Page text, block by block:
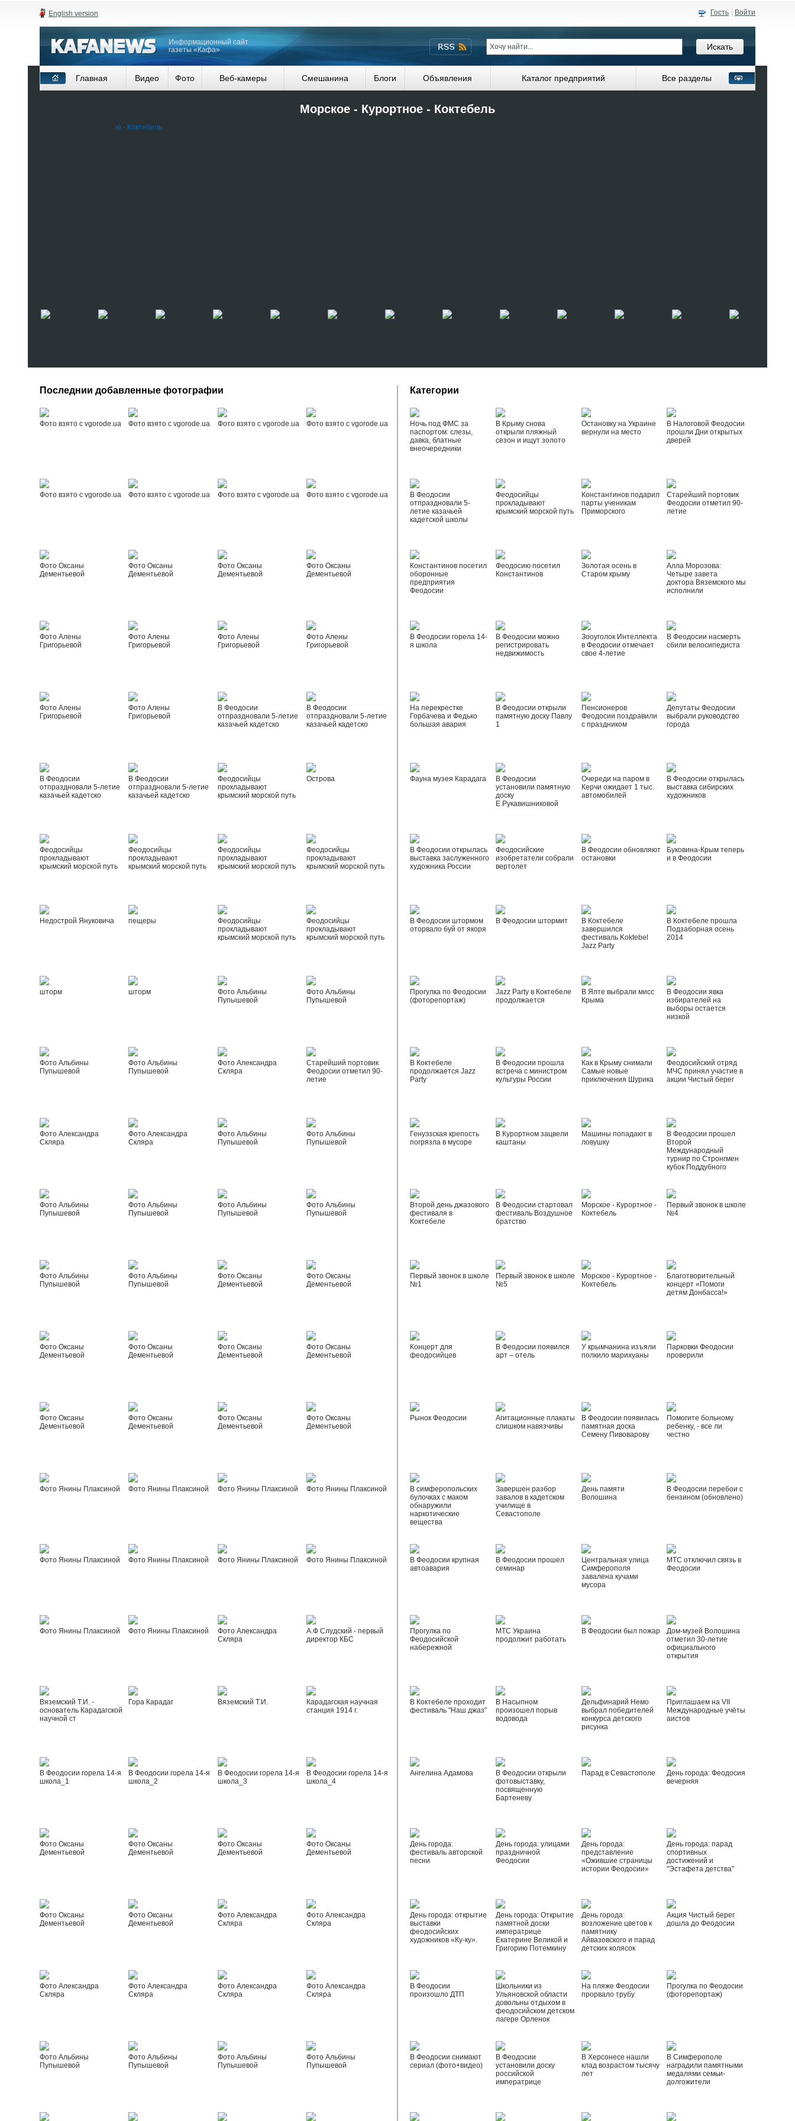
English version Гость Войти
Информационный сайт
газеты «Кафа»
Главная Видео Фото Веб-камеры Смешанина Блоги Объявления Каталог предприятий Все разделы
Морское - Курортное - Коктебель
Последнии добавленные фотографии
Фото взято с vgorode.ua Фото взято с vgorode.ua Фото взято с vgorode.ua Фото взято с vgorode.ua
Фото взято с vgorode.ua Фото взято с vgorode.ua Фото взято с vgorode.ua Фото взято с vgorode.ua
Фото Оксаны
Дементьевой
Фото Оксаны
Дементьевой
Фото Оксаны
Дементьевой
Фото Оксаны
Дементьевой
Фото Алены
Григорьевой
Фото Алены
Григорьевой
Фото Алены
Григорьевой
Фото Алены
Григорьевой
Фото Алены
Григорьевой
Фото Алены
Григорьевой
В Феодосии
отпраздновали 5-летие
казачьей кадетско
В Феодосии
отпраздновали 5-летие
казачьей кадетско
В Феодосии
отпраздновали 5-летие
казачьей кадетско
В Феодосии
отпраздновали 5-летие
казачьей кадетско
Феодосийцы
прокладывают
крымский морской путь
Острова
Феодосийцы
прокладывают
крымский морской путь
Феодосийцы
прокладывают
крымский морской путь
Феодосийцы
прокладывают
крымский морской путь
Феодосийцы
прокладывают
крымский морской путь
Недострой Януковича пещеры
Феодосийцы
прокладывают
крымский морской путь
Феодосийцы
прокладывают
крымский морской путь
шторм шторм
Фото Альбины
Пупышевой
Фото Альбины
Пупышевой
Фото Альбины
Пупышевой
Фото Альбины
Пупышевой
Фото Александра
Скляра
Старейший портовик
Феодосии отметил 90-
летие
Фото Александра
Скляра
Фото Александра
Скляра
Фото Альбины
Пупышевой
Фото Альбины
Пупышевой
Фото Альбины
Пупышевой
Фото Альбины
Пупышевой
Фото Альбины
Пупышевой
Фото Альбины
Пупышевой
Фото Альбины
Пупышевой
Фото Альбины
Пупышевой
Фото Оксаны
Дементьевой
Фото Оксаны
Дементьевой
Фото Оксаны
Дементьевой
Фото Оксаны
Дементьевой
Фото Оксаны
Дементьевой
Фото Оксаны
Дементьевой
Фото Оксаны
Дементьевой
Фото Оксаны
Дементьевой
Фото Оксаны
Дементьевой
Фото Оксаны
Дементьевой
Фото Янины Плаксиной Фото Янины Плаксиной Фото Янины Плаксиной Фото Янины Плаксиной
Фото Янины Плаксиной Фото Янины Плаксиной Фото Янины Плаксиной Фото Янины Плаксиной
Фото Янины Плаксиной Фото Янины Плаксиной
Фото Александра
Скляра
А.Ф Слудский - первый
директор КБС
Вяземский Т.И. -
основатель Карадагской
научной ст
Гора Карадаг Вяземский Т.И.
Карадагская научная
станция 1914 г.
В Феодосии горела 14-я
школа_1
В Феодосии горела 14-я
школа_2
В Феодосии горела 14-я
школа_3
В Феодосии горела 14-я
школа_4
Фото Оксаны
Дементьевой
Фото Оксаны
Дементьевой
Фото Оксаны
Дементьевой
Фото Оксаны
Дементьевой
Фото Оксаны
Дементьевой
Фото Оксаны
Дементьевой
Фото Александра
Скляра
Фото Александра
Скляра
Фото Александра
Скляра
Фото Александра
Скляра
Фото Александра
Скляра
Фото Александра
Скляра
Фото Альбины
Пупышевой
Фото Альбины
Пупышевой
Фото Альбины
Пупышевой
Фото Альбины
Пупышевой
Категории
Ночь под ФМС за
паспортом: слезы,
давка, блатные
внеочередники
В Крыму снова
открыли пляжный
сезон и ищут золото
Остановку на Украине
вернули на место
В Налоговой Феодосии
прошли Дни открытых
дверей
В Феодосии
отпраздновали 5-
летие казачьей
кадетской школы
Феодосийцы
прокладывают
крымский морской путь
Константинов подарил
парты ученикам
Приморского
Старейший портовик
Феодосии отметил 90-
летие
Константинов посетил
оборонные
предприятия
Феодосии
Феодосию посетил
Константинов
Золотая осень в
Старом крыму
Алла Морозова:
Четыре завета
доктора Вяземского мы
исполнили
В Феодосии горела 14-
я школа
В Феодосии можно
регистрировать
недвижимость
Зооуголок Интеллекта
в Феодосии отмечает
свое 4-летие
В Феодосии насмерть
сбили велосипедиста
На перекрестке
Горбачева и Федько
большая авария
В Феодосии открыли
памятную доску Павлу
1
Пенсионеров
Феодосии поздравили
с праздником
Депутаты Феодосии
выбрали руководство
города
Фауна музея Карадага
В Феодосии
установили памятную
доску
Е.Рукавишниковой
Очереди на паром в
Керчи ожидает 1 тыс.
автомобилей
В Феодосии открылась
выставка сибирских
художников
В Феодосии открылась
выставка заслуженного
художника России
Феодосийские
изобретатели собрали
вертолет
В Феодосии обновляют
остановки
Буковина-Крым теперь
и в Феодосии
В Феодосии штормом
оторвало буй от якоря
В Феодосии штормит
В Коктебеле
завершился
фестиваль Koktebel
Jazz Party
В Коктебеле прошла
Подзаборная осень
2014
Прогулка по Феодосии
(фоторепортаж)
Jazz Party в Коктебеле
продолжается
В Ялте выбрали мисс
Крыма
В Феодосии явка
избирателей на
выборы остается
низкой
В Коктебеле
продолжается Jazz
Party
В Феодосии прошла
встреча с министром
культуры России
Как в Крыму снимали
Самые новые
приключения Шурика
Феодосийский отряд
МЧС принял участие в
акции Чистый берег
Генуэзская крепость
погрязла в мусоре
В Курортном зацвели
каштаны
Машины попадают в
ловушку
В Феодосии прошел
Второй
Международный
турнир по Стронгмен
кубок Поддубного
Второй день джазового
фестиваля в
Коктебеле
В Феодосии стартовал
фестиваль Воздушное
братство
Морское - Курортное -
Коктебель
Первый звонок в школе
№4
Первый звонок в школе
№1
Первый звонок в школе
№5
Морское - Курортное -
Коктебель
Благотворительный
концерт «Помоги
детям Донбасса!»
Концерт для
феодосийцев
В Феодосии появился
арт – отель
У крымчанина изъяли
полкило марихуаны
Парковки Феодосии
проверили
Рынок Феодосии
Агитационные плакаты
слишком навязчивы
В Феодосии появилась
памятная доска
Семену Пивоварову
Помогите больному
ребенку, - все ли
честно
В симферопольских
булочках с маком
обнаружили
наркотические
вещества
Завершен разбор
завалов в кадетском
училище в
Севастополе
День памяти
Волошина
В Феодосии перебои с
бензином (обновлено)
В Феодосии крупная
автоавария
В Феодосии прошел
семинар
Центральная улица
Симферополя
завалена кучами
мусора
МТС отключил связь в
Феодосии
Прогулка по
Феодосийской
набережной
МТС Украина
продолжит работать
В Феодосии был пожар
Дом-музей Волошина
отметил 30-летие
официального
открытия
В Коктебеле проходит
фестиваль "Наш джаз"
В Насыпном
произошел порыв
водовода
Дельфинарий Немо
выбрал победителей
конкурса детского
рисунка
Приглашаем на VII
Международные учёты
аистов
Ангелина Адамова
В Феодосии открыли
фотовыставку,
посвященную
Бартеневу
Парад в Севастополе
День города: Феодосия
вечерняя
День города:
фестиваль авторской
песни
День города: улицами
праздничной
Феодосии
День города:
представление
«Ожившие страницы
истории Феодосии»
День города: парад
спортивных
достижений и
"Эстафета детства"
День города: открытие
выставки
феодосийских
художников «Ку-ку».
День города: Открытие
памятной доски
императрице
Екатерине Великой и
Григорию Потемкину
День города:
возложение цветов к
памятнику
Айвазовского и парад
детских колясок
Акция Чистый берег
дошла до Феодосии
В Феодосии
произошло ДТП
Школьники из
Ульяновской области
довольны отдыхом в
феодосийском детском
лагере Орленок
На пляже Феодосии
прорвало трубу
Прогулка по Феодосии
(фоторепортаж)
В Феодосии снимают
сериал (фото+видео)
В Феодосии
установили доску
российской
императрице
В Херсонесе нашли
клад возрастом тысячу
лет
В Симферополе
наградили памятными
медалями семьи-
долгожители